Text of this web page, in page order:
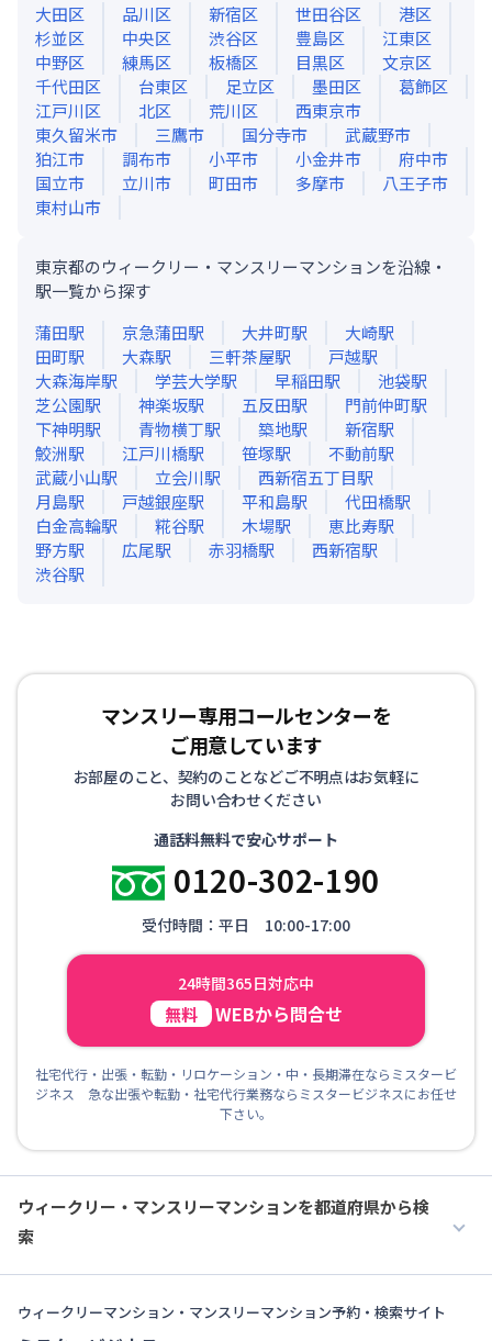
大田区
品川区 新宿区 世田谷区
港区
杉並区
中央区 渋谷区 豊島区
江東区
中野区
練馬区 板橋区 目黒区
文京区
千代田区
台東区 足立区 墨田区
葛飾区
江戸川区
北区 荒川区
西東京市
東久留米市
三鷹市 国分寺市
武蔵野市
狛江市
調布市 小平市 小金井市
府中市
国立市
立川市 町田市 多摩市
八王子市
東村山市
東京都のウィークリー・マンスリーマンションを沿線・
駅一覧から探す
蒲田駅 京急蒲田駅 大井町駅 大崎駅
田町駅 大森駅 三軒茶屋駅 戸越駅
大森海岸駅 学芸大学駅 早稲田駅 池袋駅
芝公園駅 神楽坂駅 五反田駅 門前仲町駅
下神明駅 青物横丁駅 築地駅 新宿駅
鮫洲駅 江戸川橋駅 笹塚駅 不動前駅
武蔵小山駅 立会川駅 西新宿五丁目駅
月島駅 戸越銀座駅 平和島駅 代田橋駅
白金高輪駅 糀谷駅 木場駅 恵比寿駅
野方駅 広尾駅 赤羽橋駅 西新宿駅
渋谷駅
マンスリー専用コールセンターを
ご用意しています
お部屋のこと、契約のことなどご不明点はお気軽に
お問い合わせください
通話料無料で安心サポート
0120-302-190
受付時間：平日 10:00-17:00
24時間365日対応中
無料 WEBから問合せ
社宅代行・出張・転勤・リロケーション・中・長期滞在ならミスタービ
ジネス 急な出張や転勤・社宅代行業務ならミスタービジネスにお任せ
下さい。
ウィークリー・マンスリーマンションを都道府県から検
索
ウィークリーマンション・マンスリーマンション予約・検索サイト